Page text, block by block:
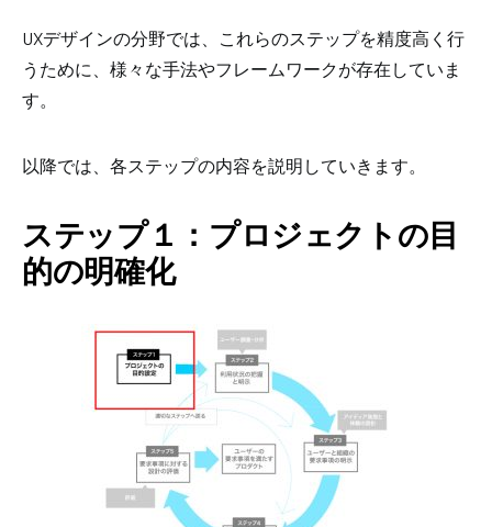
UXデザインの分野では、これらのステップを精度高く行
うために、様々な手法やフレームワークが存在していま
す。
以降では、各ステップの内容を説明していきます。
ステップ１：プロジェクトの目
的の明確化